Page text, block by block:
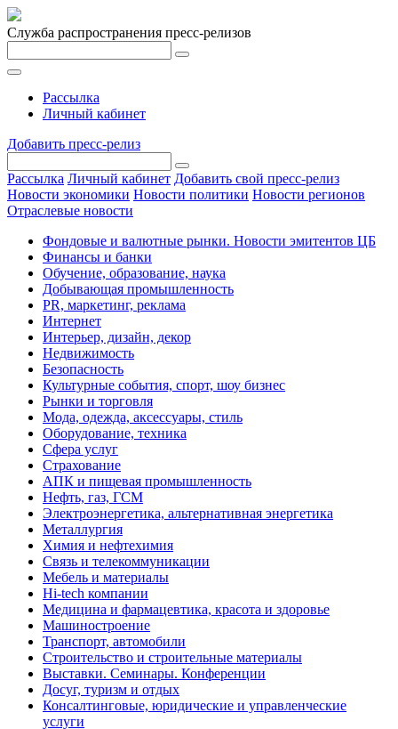
Служба распространения пресс-релизов
Рассылка
Личный кабинет
Добавить пресс-релиз
Рассылка Личный кабинет Добавить свой пресс-релиз
Новости экономики Новости политики Новости регионов
Отраслевые новости
Фондовые и валютные рынки. Новости эмитентов ЦБ
Финансы и банки
Обучение, образование, наука
Добывающая промышленность
PR, маркетинг, реклама
Интернет
Интерьер, дизайн, декор
Недвижимость
Безопасность
Культурные события, спорт, шоу бизнес
Рынки и торговля
Мода, одежда, аксессуары, стиль
Оборудование, техника
Сфера услуг
Страхование
АПК и пищевая промышленность
Нефть, газ, ГСМ
Электроэнергетика, альтернативная энергетика
Металлургия
Химия и нефтехимия
Связь и телекоммуникации
Мебель и материалы
Hi-tech компании
Медицина и фармацевтика, красота и здоровье
Машиностроение
Транспорт, автомобили
Строительство и строительные материалы
Выставки. Семинары. Конференции
Досуг, туризм и отдых
Консалтинговые, юридические и управленческие
услуги